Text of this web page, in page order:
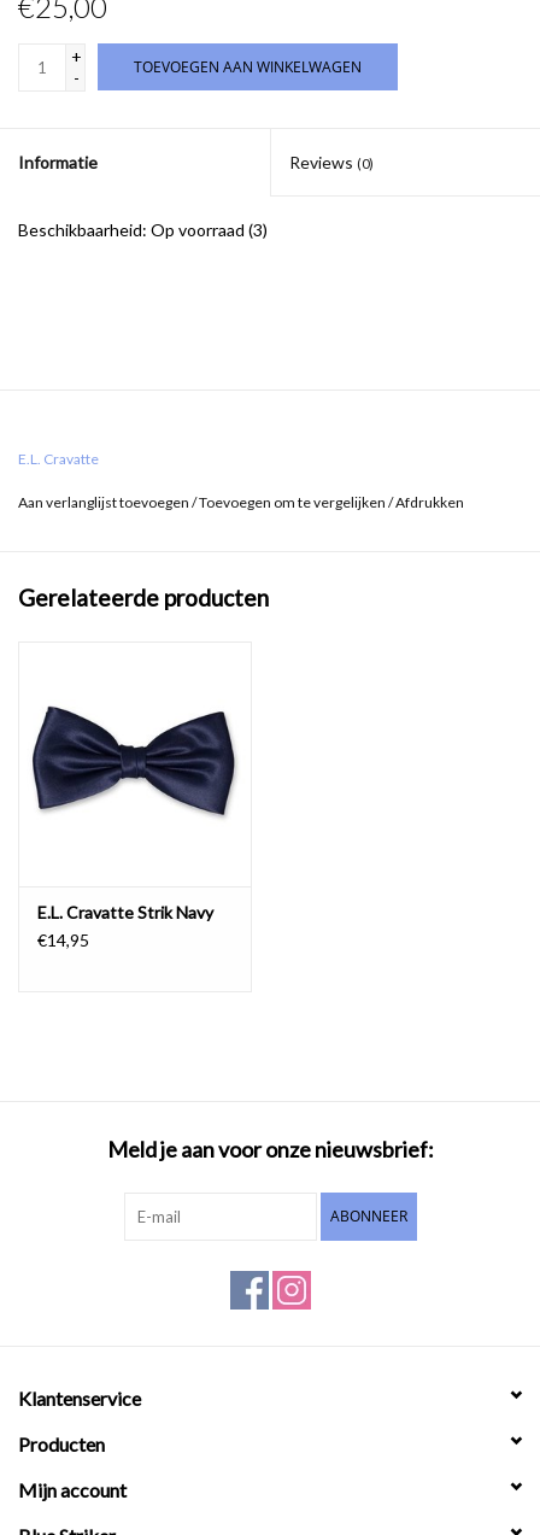
+
-
TOEVOEGEN AAN WINKELWAGEN
Informatie Reviews (0)
Beschikbaarheid: Op voorraad (3)
E.L. Cravatte
Aan verlanglijst toevoegen /Toevoegen om te vergelijken /Afdrukken
Gerelateerde producten
E.L. Cravatte Strik Navy
€14,95
Meld je aan voor onze nieuwsbrief:
ABONNEER
Klantenservice
Producten
Mijn account